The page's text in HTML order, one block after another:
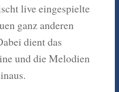
live eingespielte
ganz anderen
dient das
und die Melodien